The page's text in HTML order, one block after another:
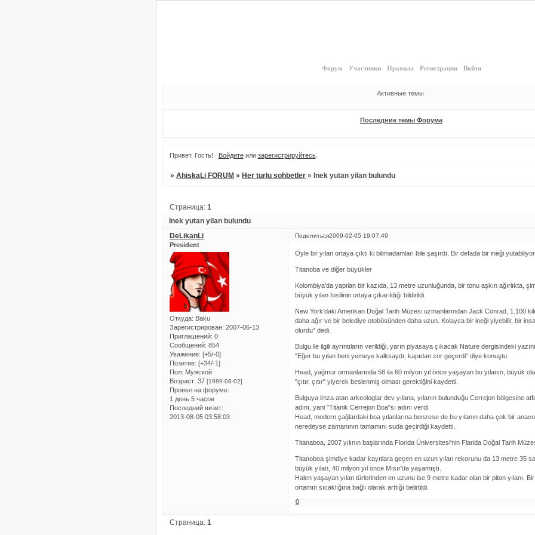
Форум Участники Правила Регистрация Войти
Активные темы
Последние темы Форума
Привет, Гость! Войдитеили зарегистрируйтесь.
»AhiskaLi FORUM »Her turlu sohbetler »Inek yutan yilan bulundu
Inek yutan yilan bulundu
Страница:1
Поделиться2009-02-05 19:07:49
DeLikanLi
President
Откуда: Baku
Зарегистрирован: 2007-06-13
Приглашений: 0
Сообщений: 854
Уважение: [+5/-0]
Позитив: [+34/-1]
Пол: Мужской
Возраст: 37 [1989-08-02]
Провел на форуме:
1 день 5 часов
Последний визит:
2013-08-05 03:58:03
Öyle bir yılan ortaya çıktı ki bilimadamları bile şaşırdı. Bir defada bir ineği
Titanoba ve diğer büyükler
Kolombiya'da yapılan bir kazıda, 13 metre uzunluğunda, bir tonu aşkın ağırlıkta,
büyük yılan fosilinin ortaya çıkarıldığı bildirildi.
New York'daki Amerikan Doğal Tarih Müzesi uzmanlarından Jack Conrad, 1.100
daha ağır ve bir belediye otobüsünden daha uzun. Kolayca bir ineği yiyebilir, bir
olurdu" dedi.
Bulgu ile ilgili ayrıntıların verildiği, yarın piyasaya çıkacak Nature dergisindeki
"Eğer bu yılan beni yemeye kalksaydı, kapıdan zor geçerdi" diye konuştu.
Head, yağmur ormanlarında 58 ila 60 milyon yıl önce yaşayan bu yılanın, büyük
"çıtır, çıtır" yiyerek beslenmiş olması gerektiğini kaydetti.
Bulguya imza atan arkeologlar dev yılana, yılanın bulunduğu Cerrejon bölgesine
adını, yani "Titanik Cerrejon Boa"sı adını verdi.
Head, modern çağlardaki boa yılanlarına benzese de bu yılanın daha çok bir
neredeyse zamanının tamamını suda geçirdiği kaydetti.
Titanaboa, 2007 yılının başlarında Florida Üniversitesi'nin Flarida Doğal Tarih
Titanoboa şimdiye kadar kayıtlara geçen en uzun yılan rekorunu da 13 metre 35
büyük yılan, 40 milyon yıl önce Mısır'da yaşamıştı.
Halen yaşayan yılan türlerinden en uzunu ise 9 metre kadar olan bir piton yılanı. Bir
ortamın sıcaklığına bağlı olarak arttığı belirtildi.
0
Страница:1